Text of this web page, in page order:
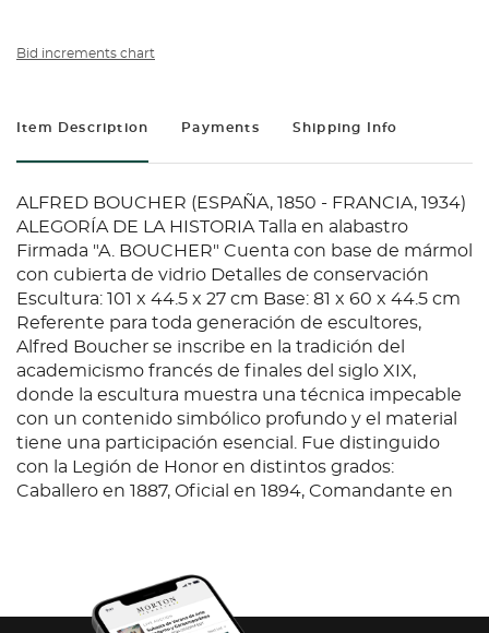
Bid increments chart
Item Description Payments Shipping Info
ALFRED BOUCHER (ESPAÑA, 1850 - FRANCIA, 1934)
ALEGORÍA DE LA HISTORIA Talla en alabastro
Firmada "A. BOUCHER" Cuenta con base de mármol
con cubierta de vidrio Detalles de conservación
Escultura: 101 x 44.5 x 27 cm Base: 81 x 60 x 44.5 cm
Referente para toda generación de escultores,
Alfred Boucher se inscribe en la tradición del
academicismo francés de finales del siglo XIX,
donde la escultura muestra una técnica impecable
con un contenido simbólico profundo y el material
tiene una participación esencial. Fue distinguido
con la Legión de Honor en distintos grados:
Caballero en 1887, Oficial en 1894, Comandante en
orientación realista y naturalista, develando así el
gusto por la antigüedad grecolatina en un contexto